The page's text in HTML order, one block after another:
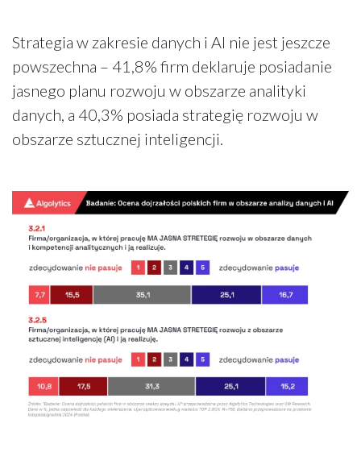
Strategia w zakresie danych i AI nie jest jeszcze
powszechna – 41,8% firm deklaruje posiadanie
jasnego planu rozwoju w obszarze analityki
danych, a 40,3% posiada strategię rozwoju w
obszarze sztucznej inteligencji.